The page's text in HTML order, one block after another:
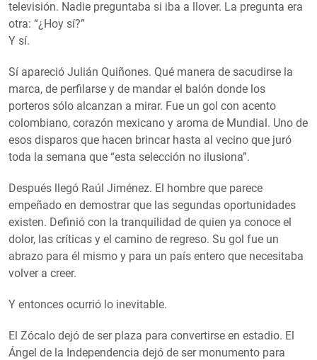
televisión. Nadie preguntaba si iba a llover. La pregunta era
otra: “¿Hoy sí?”
Y sí.
Sí apareció Julián Quiñones. Qué manera de sacudirse la
marca, de perfilarse y de mandar el balón donde los
porteros sólo alcanzan a mirar. Fue un gol con acento
colombiano, corazón mexicano y aroma de Mundial. Uno de
esos disparos que hacen brincar hasta al vecino que juró
toda la semana que “esta selección no ilusiona”.
Después llegó Raúl Jiménez. El hombre que parece
empeñado en demostrar que las segundas oportunidades
existen. Definió con la tranquilidad de quien ya conoce el
dolor, las críticas y el camino de regreso. Su gol fue un
abrazo para él mismo y para un país entero que necesitaba
volver a creer.
Y entonces ocurrió lo inevitable.
El Zócalo dejó de ser plaza para convertirse en estadio. El
Ángel de la Independencia dejó de ser monumento para